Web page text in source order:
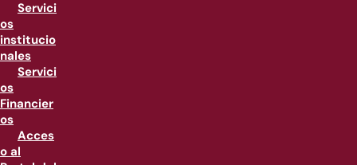
Servici
os
institucio
nales
Servici
os
Financier
os
Acces
o al